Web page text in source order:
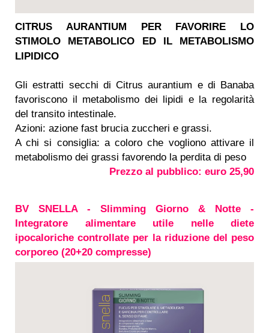
CITRUS AURANTIUM PER FAVORIRE LO
STIMOLO METABOLICO ED IL METABOLISMO
LIPIDICO
Gli estratti secchi di Citrus aurantium e di Banaba
favoriscono il metabolismo dei lipidi e la regolarità
del transito intestinale.
Azioni: azione fast brucia zuccheri e grassi.
A chi si consiglia: a coloro che vogliono attivare il
metabolismo dei grassi favorendo la perdita di peso
Prezzo al pubblico: euro 25,90
BV SNELLA - Slimming Giorno & Notte -
Integratore alimentare utile nelle diete
ipocaloriche controllate per la riduzione del peso
corporeo (20+20 compresse)